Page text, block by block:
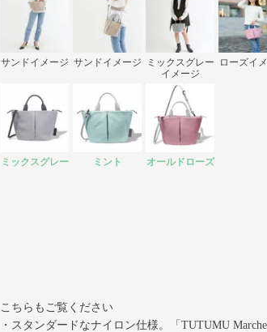
サンドイメージ サンドイメージ
ミックスグレー
イメージ
ローズイ
ミックスグレー ミント オールドローズ
こちらもご覧ください
・スタンダードなナイロン仕様。「TUTUMU